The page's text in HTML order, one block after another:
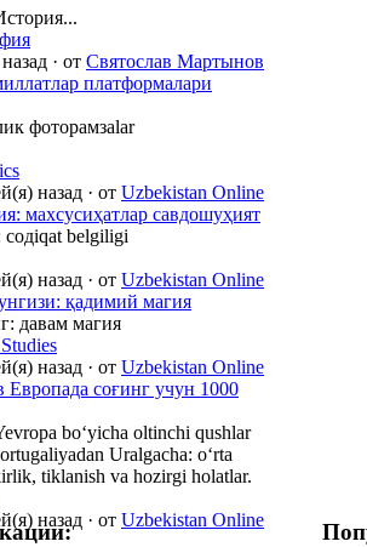
· от Святослав Мартынов
платформалари
фоторамзalar
назад · от Uzbekistan Online
махсусиҳатлар савдошуҳият
belgiligi
назад · от Uzbekistan Online
қадимий магия
давам магия
назад · от Uzbekistan Online
соғинг учун 1000
boʻyicha oltinchi qushlar
Uralgacha: oʻrta
tiklanish va hozirgi holatlar.
назад · от Uzbekistan Online